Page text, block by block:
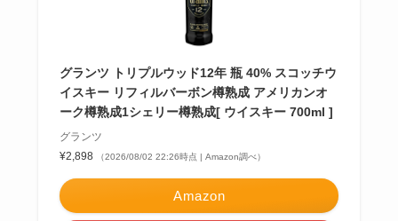
グランツ トリプルウッド12年 瓶 40% スコッチウ
イスキー リフィルバーボン樽熟成 アメリカンオ
ーク樽熟成1シェリー樽熟成[ ウイスキー 700ml ]
グランツ
¥2,898
（2026/08/02 22:26時点 | Amazon調べ）
Amazon